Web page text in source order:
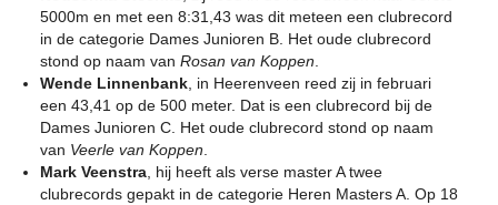
5000m en met een 8:31,43 was dit meteen een clubrecord
in de categorie Dames Junioren B. Het oude clubrecord
stond op naam van Rosan van Koppen.
Wende Linnenbank, in Heerenveen reed zij in februari
een 43,41 op de 500 meter. Dat is een clubrecord bij de
Dames Junioren C. Het oude clubrecord stond op naam
van Veerle van Koppen.
Mark Veenstra, hij heeft als verse master A twee
clubrecords gepakt in de categorie Heren Masters A. Op 18